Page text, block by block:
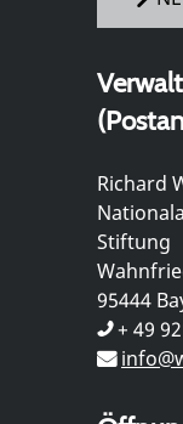
Richard
Stiftung
95444
+ 49